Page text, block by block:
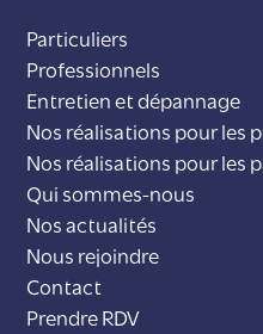
Particuliers
Professionnels
Entretien et dépannage
Nos réalisations pour les
Nos réalisations pour les
Qui sommes-nous
Nos actualités
Nous rejoindre
Contact
Prendre RDV